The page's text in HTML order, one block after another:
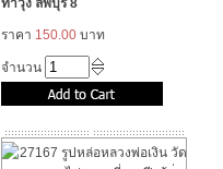
ท่าวุ้ง ลพบุรี 8
ราคา 150.00 บาท
จำนวน